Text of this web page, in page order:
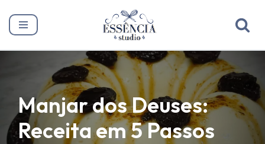
Pular
Manjar dos Deuses:
Receita em 5 Passos